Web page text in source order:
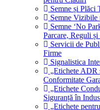
Semne și Plăci
Semne Vizibile
Semne ‘No
Parcare, Reguli și
Servicii de
Firme
Signalistica
„Etichete ADR
Conformitate
„Etichete
Siguranță în
„Etichete